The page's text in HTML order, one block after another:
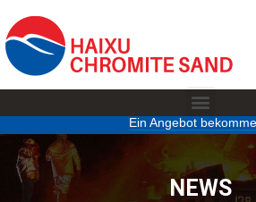
Ein Angebot
NEWS